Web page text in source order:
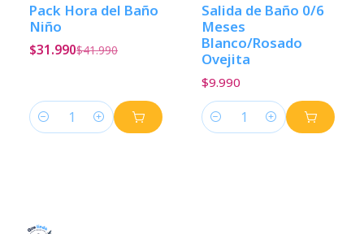
Pack Hora del Baño
Niño
$31.990$41.990
Cantidad
Salida de Baño 0/6
Meses
Blanco/Rosado
Ovejita
$9.990
Cantidad